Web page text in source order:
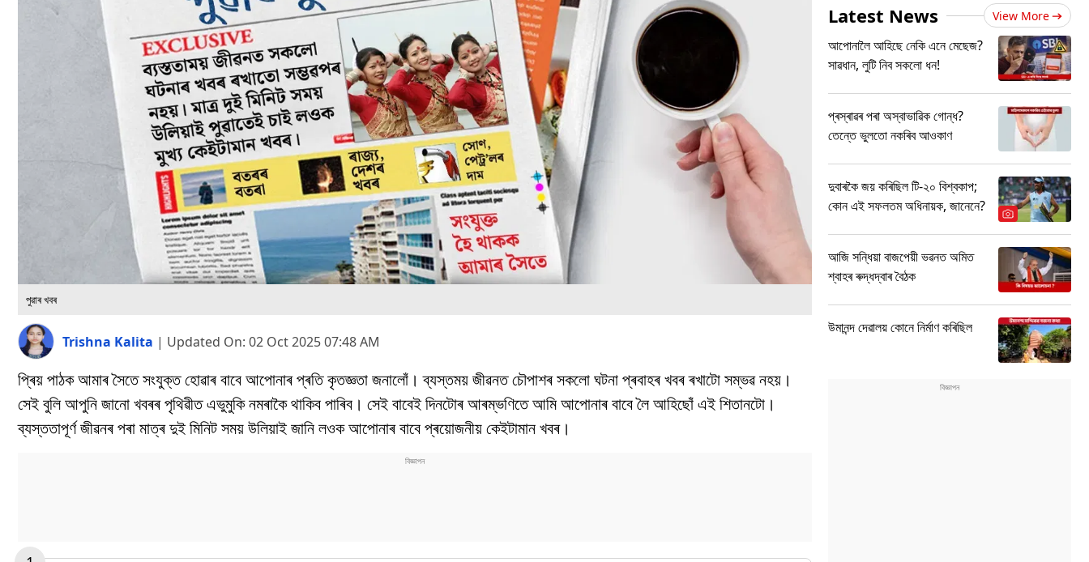
পুৱাৰ খবৰ
Trishna Kalita | Updated On: 02 Oct 2025 07:48 AM
প্ৰিয় পাঠক আমাৰ সৈতে সংযুক্ত হোৱাৰ বাবে আপোনাৰ প্ৰতি কৃতজ্ঞতা জনালোঁ। ব্যস্তময় জীৱনত চৌপাশৰ সকলো ঘটনা প্ৰবাহৰ খবৰ ৰখাটো সম্ভৱ নহয়।
সেই বুলি আপুনি জানো খবৰৰ পৃথিৱীত এভুমুকি নমৰাকৈ থাকিব পাৰিব। সেই বাবেই দিনটোৰ আৰম্ভণিতে আমি আপোনাৰ বাবে লৈ আহিছোঁ এই শিতানটো।
ব্যস্ততাপূৰ্ণ জীৱনৰ পৰা মাত্ৰ দুই মিনিট সময় উলিয়াই জানি লওক আপোনাৰ বাবে প্ৰয়োজনীয় কেইটামান খবৰ।
Latest News View More
আপোনালৈ আহিছে নেকি এনে মেছেজ?
সাৱধান, লুটি নিব সকলো ধন!
প্ৰস্ৰাৱৰ পৰা অস্বাভাৱিক গোন্ধ?
তেন্তে ভুলতো নকৰিব আওকাণ
দুবাৰকৈ জয় কৰিছিল টি-২০ বিশ্বকাপ;
কোন এই সফলতম অধিনায়ক, জানেনে?
আজি সন্ধিয়া বাজপেয়ী ভৱনত অমিত
শ্বাহৰ ৰুদ্ধদ্বাৰ বৈঠক
উমানন্দ দেৱালয় কোনে নিৰ্মাণ কৰিছিল